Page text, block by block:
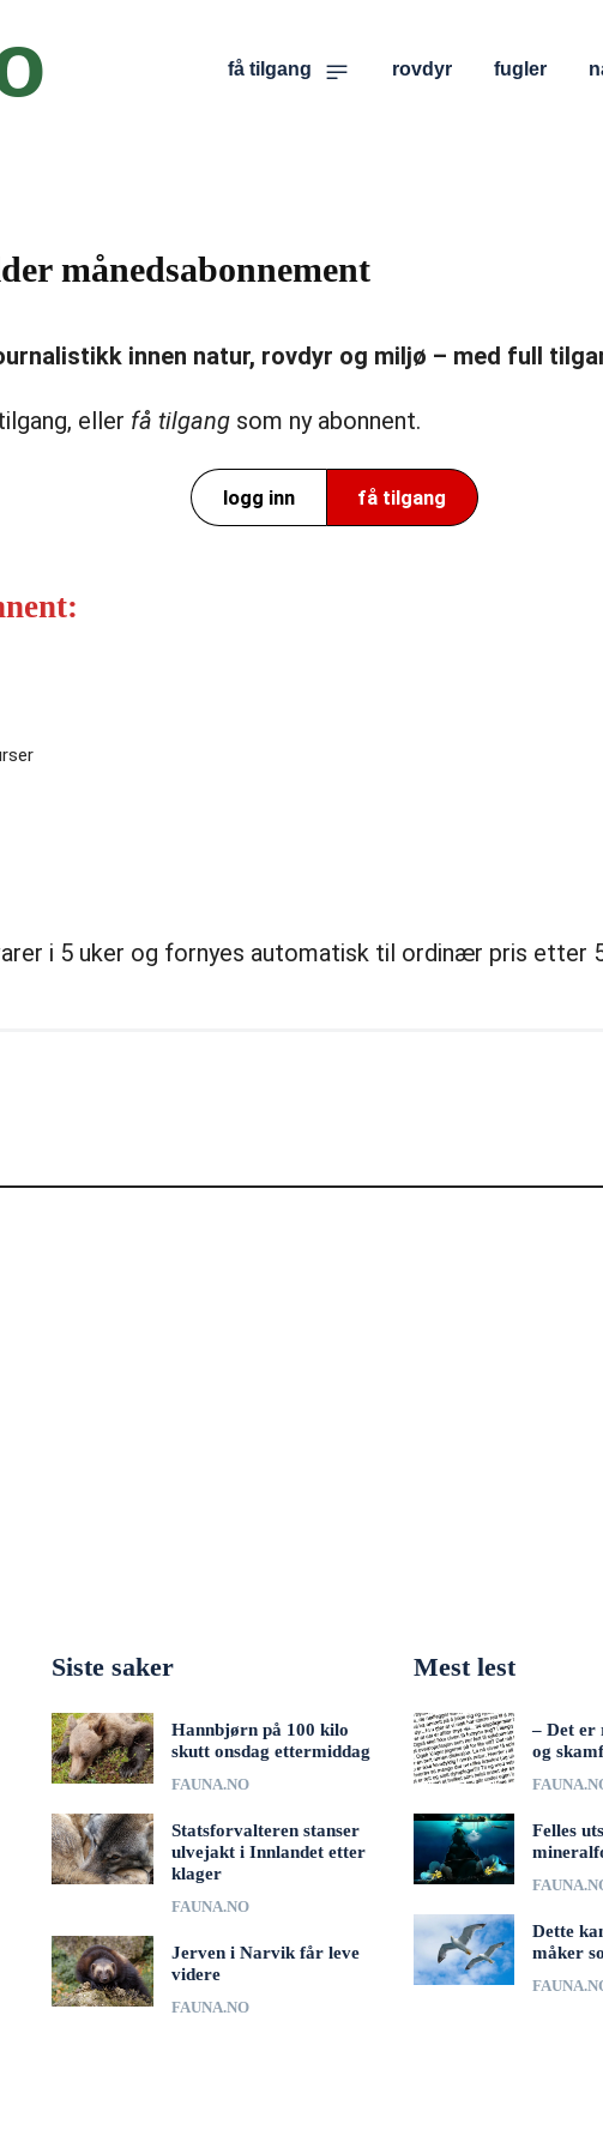
få tilgang rovdyr fugler
månedsabonnement
innen natur, rovdyr og miljø – med full
eller få tilgang som ny abonnent.
logg inn få tilgang
i 5 uker og fornyes automatisk til ordinær pris etter
Siste saker
Hannbjørn på 100 kilo
skutt onsdag ettermiddag
FAUNA.NO
Statsforvalteren stanser
ulvejakt i Innlandet etter
klager
FAUNA.NO
Jerven i Narvik får leve
videre
FAUNA.NO
Mest lest
– Det er
og
Felles
Dette
måker